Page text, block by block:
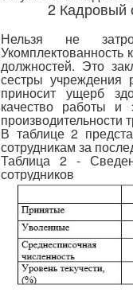
2 Кадровый
Нельзя не
Укомплектованность
должностей. Это
сестры учреждения
приносит ущерб
качество работы и
производительности
В таблице 2
сотрудникам за
Таблица 2 -
сотрудников